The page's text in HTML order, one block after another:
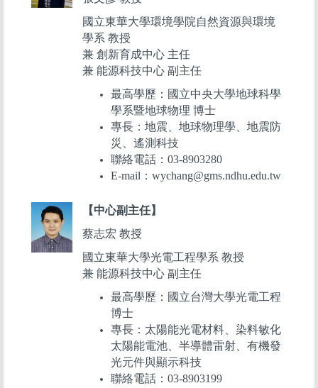
國立東華大學環境學院自然資源與環境
學系 教授
兼 創新育成中心 主任
兼 能源科技中心 副主任
最高學歷：國立中央大學地球科學
學系暨地球物理 博士
專長：地震、地球物理學、地震防
災、遙測科技
聯絡電話：03-8903280
E-mail：wychang@gms.ndhu.edu.tw
【中心副主任】
蔡志宏 教授
國立東華大學光電工程學系 教授
兼 能源科技中心 副主任
最高學歷：國立台灣大學光電工程
博士
專長：太陽能光電材料、染料敏化
太陽能電池、半導體雷射、有機發
光元件與顯示科技
聯絡電話：03-8903199